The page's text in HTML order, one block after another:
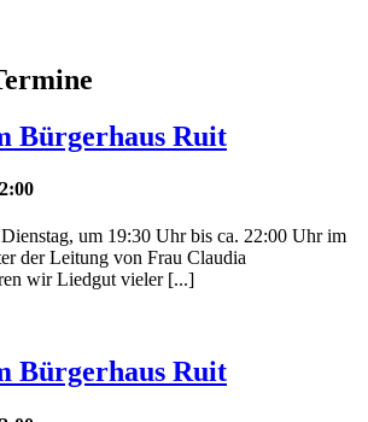
Bürgerhaus Ruit
um 19:30 Uhr bis ca. 22:00 Uhr im
der Leitung von Frau Claudia
wir Liedgut vieler [...]
Bürgerhaus Ruit